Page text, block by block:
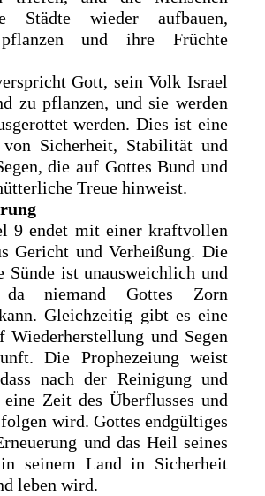
Städte wieder aufbauen,
pflanzen und ihre Früchte
Gott, sein Volk Israel
zu pflanzen, und sie werden
werden. Dies ist eine
von Sicherheit, Stabilität und
die auf Gottes Bund und
Treue hinweist.
9 endet mit einer kraftvollen
Gericht und Verheißung. Die
Sünde ist unausweichlich und
da niemand Gottes Zorn
Gleichzeitig gibt es eine
Wiederherstellung und Segen
Die Prophezeiung weist
nach der Reinigung und
Zeit des Überflusses und
wird. Gottes endgültiges
und das Heil seines
seinem Land in Sicherheit
leben wird.